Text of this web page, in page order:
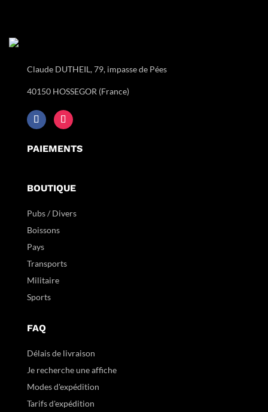
Claude DUTHEIL, 79, impasse de Pées
40150 HOSSEGOR (France)
PAIEMENTS
BOUTIQUE
Pubs / Divers
Boissons
Pays
Transports
Militaire
Sports
FAQ
Délais de livraison
Je recherche une affiche
Modes d'expédition
Tarifs d'expédition